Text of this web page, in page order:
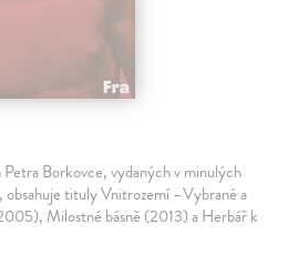
Borkovce, vydaných v minulých
obsahuje tituly Vnitrozemí –Vybrané a
Milostné básně (2013) a Herbář k